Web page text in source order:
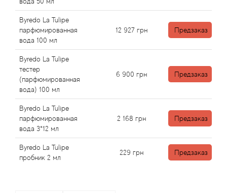
Byredo La Tulipe
парфюмированная
вода 100 мл
12 927 грн Предзаказ
Byredo La Tulipe
тестер
(парфюмированная
вода) 100 мл
6 900 грн Предзаказ
Byredo La Tulipe
парфюмированная
вода 3*12 мл
2 168 грн Предзаказ
Byredo La Tulipe
пробник 2 мл
229 грн Предзаказ
Anima Mundi
Anna Sui
Annayake
Anne Fontaine
Annick Goutal
Antonia's Flowers
Antonio Banderas